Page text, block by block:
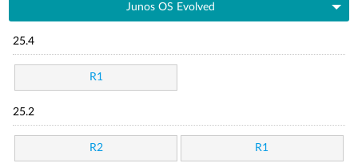
Junos OS Evolved
25.4
R1
25.2
R2 R1